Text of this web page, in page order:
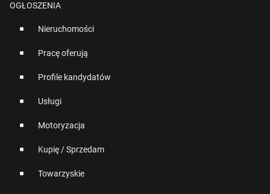
OGŁOSZENIA
Nieruchomości
Pracę oferują
Profile kandydatów
Usługi
Motoryzacja
Kupię / Sprzedam
Towarzyskie